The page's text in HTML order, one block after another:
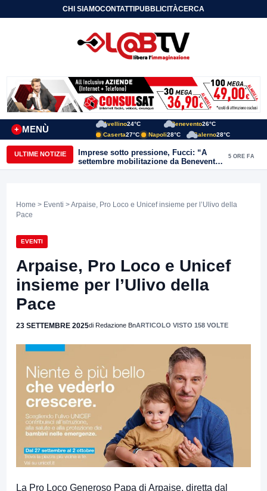
CHI SIAMOCONTATTIPUBBLICITÀCERCA
MENÙ
+
Avellino24°C Benevento26°C
Caserta27°C Napoli28°C Salerno28°C
ULTIME NOTIZIE
Imprese sotto pressione, Fucci: “A
settembre mobilitazione da Benevento
e Avellino”
5 ORE FA
Home > Eventi > Arpaise, Pro Loco e Unicef insieme per l’Ulivo della
Pace
EVENTI
Arpaise, Pro Loco e Unicef
insieme per l’Ulivo della
Pace
23 SETTEMBRE 2025di Redazione BnARTICOLO VISTO 158 VOLTE
La Pro Loco Generoso Papa di Arpaise, diretta dal